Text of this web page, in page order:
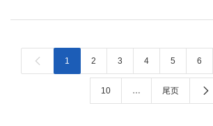
 1 2 3 4 5 6
10 … 尾页 